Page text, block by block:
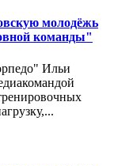
молодёжь
команды"
Ильи